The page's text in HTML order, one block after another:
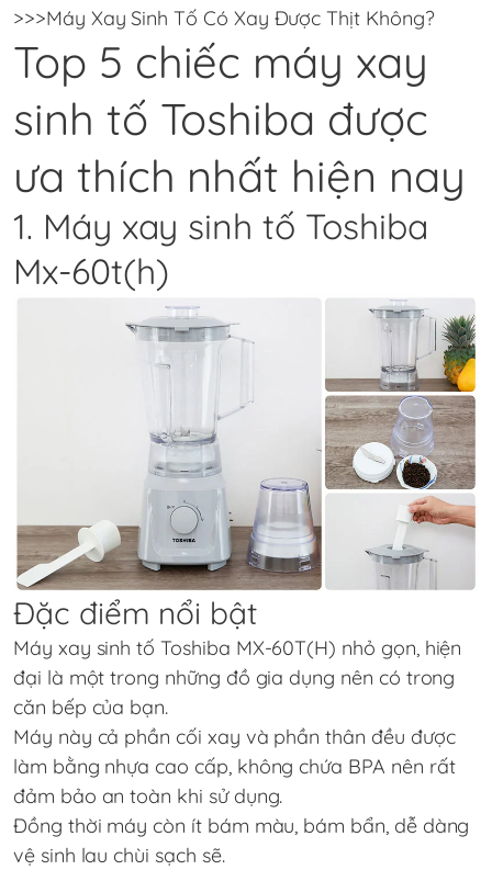
>>>Máy Xay Sinh Tố Có Xay Được Thịt Không?
Top 5 chiếc máy xay
sinh tố Toshiba được
ưa thích nhất hiện nay
1. Máy xay sinh tố Toshiba
Mx-60t(h)
Đặc điểm nổi bật
Máy xay sinh tố Toshiba MX-60T(H) nhỏ gọn, hiện
đại là một trong những đồ gia dụng nên có trong
căn bếp của bạn.
Máy này cả phần cối xay và phần thân đều được
làm bằng nhựa cao cấp, không chứa BPA nên rất
đảm bảo an toàn khi sử dụng.
Đồng thời máy còn ít bám màu, bám bẩn, dễ dàng
vệ sinh lau chùi sạch sẽ.